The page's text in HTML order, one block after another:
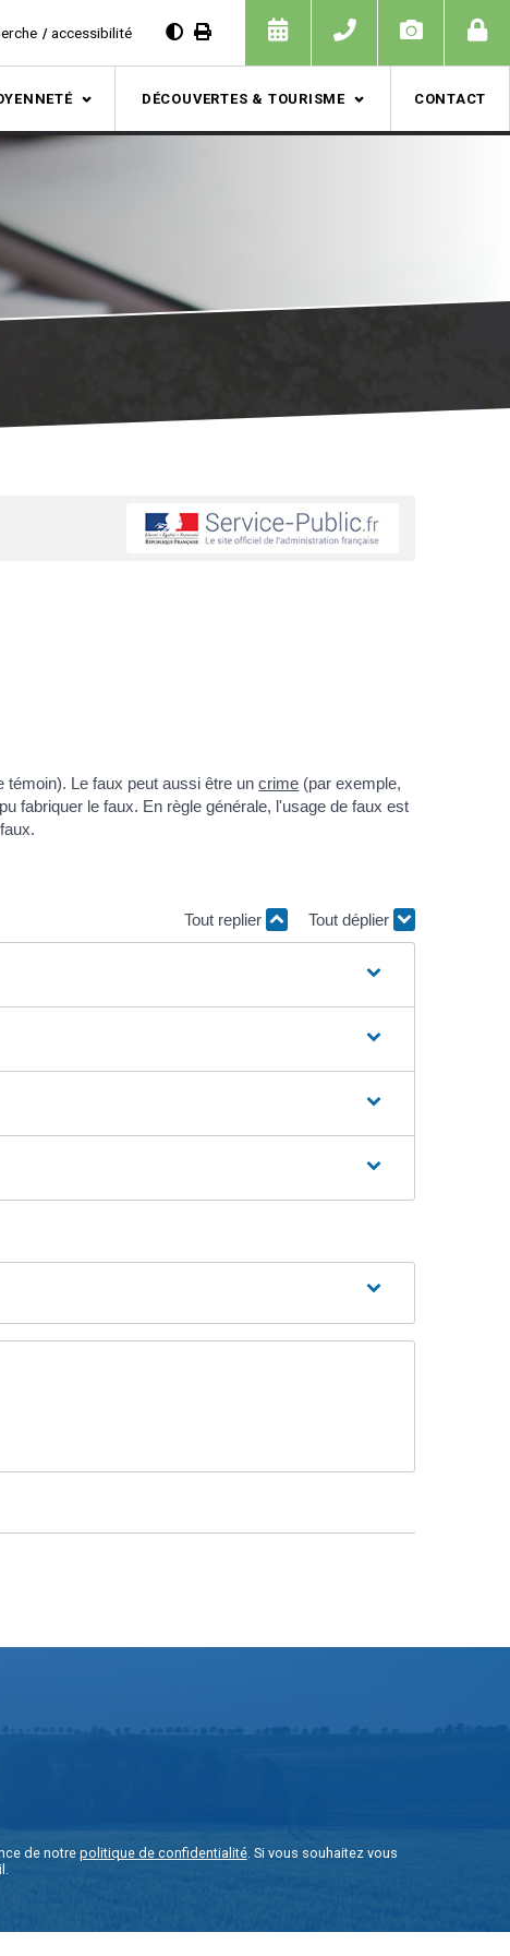
accessibilité
DÉCOUVERTES & TOURISME CONTACT
témoin). Le faux peut aussi être uncrime (par exemple,
fabriquer le faux. En règle générale, l'usage de faux est
Tout replier
Tout déplier
de notre politique de confidentialité. Si vous souhaitez vous